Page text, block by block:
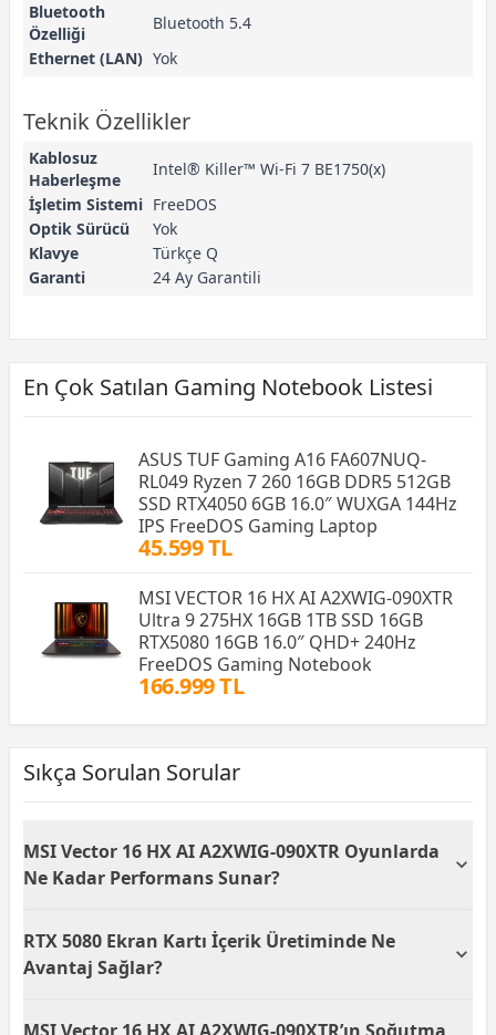
Bluetooth
Özelliği
Bluetooth 5.4
Ethernet (LAN) Yok
Teknik Özellikler
Kablosuz
Haberleşme
Intel® Killer™ Wi-Fi 7 BE1750(x)
İşletim Sistemi FreeDOS
Optik Sürücü
Yok
Klavye
Türkçe Q
Garanti
24 Ay Garantili
En Çok Satılan Gaming Notebook Listesi
ASUS TUF Gaming A16 FA607NUQ-
RL049 Ryzen 7 260 16GB DDR5 512GB
SSD RTX4050 6GB 16.0″ WUXGA 144Hz
IPS FreeDOS Gaming Laptop
45.599 TL
MSI VECTOR 16 HX AI A2XWIG-090XTR
Ultra 9 275HX 16GB 1TB SSD 16GB
RTX5080 16GB 16.0″ QHD+ 240Hz
FreeDOS Gaming Notebook
166.999 TL
Sıkça Sorulan Sorular
MSI Vector 16 HX AI A2XWIG-090XTR Oyunlarda
Ne Kadar Performans Sunar?
9 275HX işlemcisi ve 16 GB GDDR7 RTX 5080 ekran
kartı ile günümüzün en yüksek grafik
NVIDIA DLSS 4 teknolojisi sayesinde performans
RTX 5080 Ekran Kartı İçerik Üretiminde Ne
Avantaj Sağlar?